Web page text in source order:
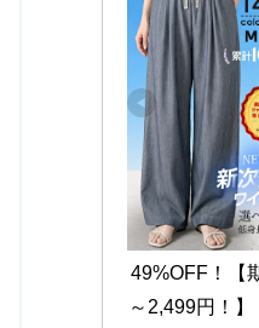
49%OFF！【
～2,499円！